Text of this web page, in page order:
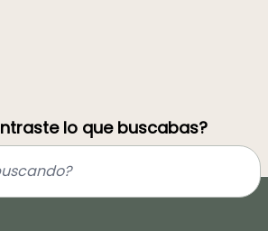
lo que buscabas?